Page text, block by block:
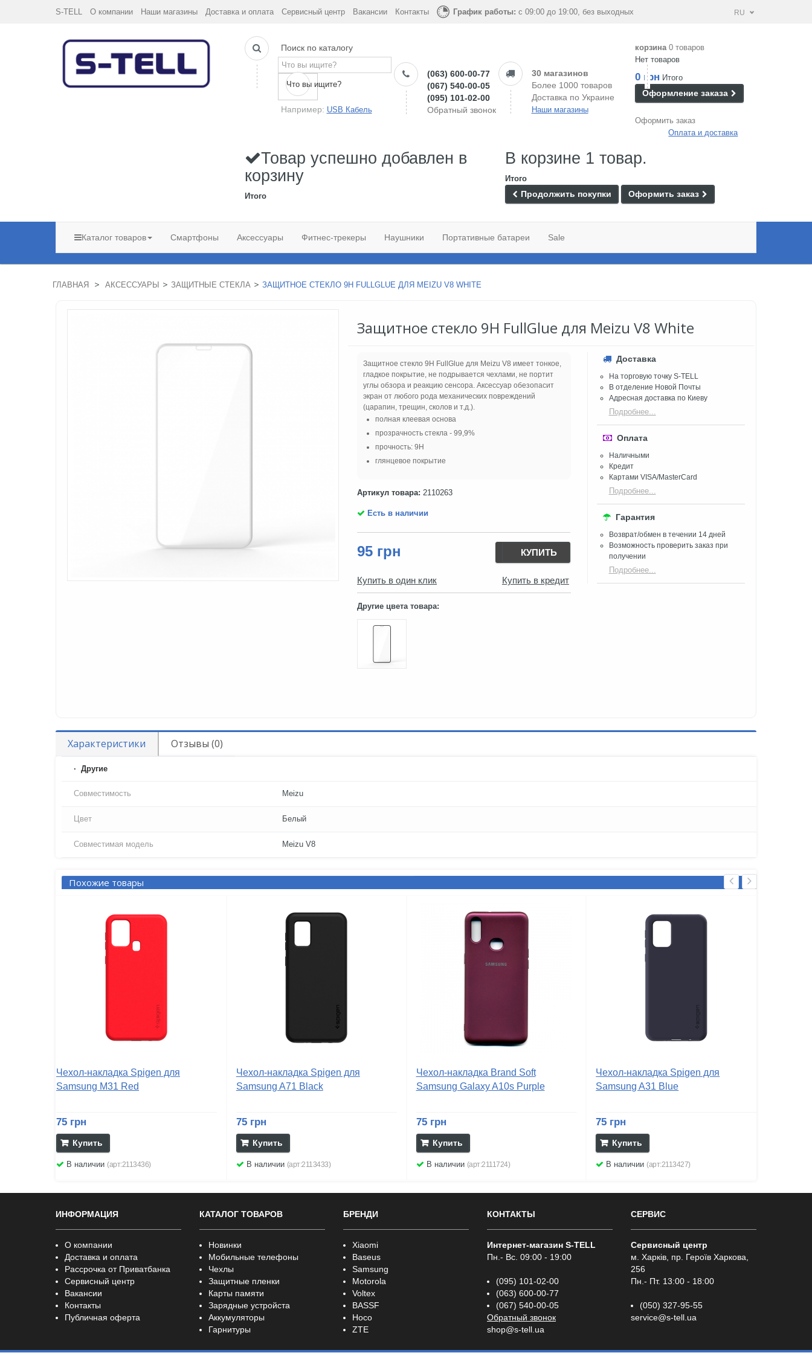
S-TELL О компании Наши магазины Доставка и оплата Сервисный центр Вакансии Контакты График работы: с 09:00 до 19:00, без выходных RU
Поиск по каталогу
Что вы ищите?
Например: USB Кабель
(063) 600-00-77
(067) 540-00-05
(095) 101-02-00
Обратный звонок
30 магазинов
Более 1000 товаров
Доставка по Украине
Наши магазины
корзина 0 товаров
Нет товаров
0 грн Итого
Оформление заказа
Оформить заказ
Оплата и доставка
Товар успешно добавлен в
корзину
Итого
В корзине 1 товар.
Итого
Продолжить покупки Оформить заказ
Каталог товаров Смартфоны Аксессуары Фитнес-трекеры Наушники Портативные батареи Sale
ГЛАВНАЯ > АКСЕССУАРЫ > ЗАЩИТНЫЕ СТЕКЛА > ЗАЩИТНОЕ СТЕКЛО 9H FULLGLUE ДЛЯ MEIZU V8 WHITE
Защитное стекло 9H FullGlue для Meizu V8 White
Защитное стекло 9H FullGlue для Meizu V8 имеет тонкое,
гладкое покрытие, не подрывается чехлами, не портит
углы обзора и реакцию сенсора. Аксессуар обезопасит
экран от любого рода механических повреждений
(царапин, трещин, сколов и т.д.).
полная клеевая основа
прозрачность стекла - 99,9%
прочность: 9H
глянцевое покрытие
Артикул товара: 2110263
Есть в наличии
95 грн КУПИТЬ
Купить в один клик Купить в кредит
Другие цвета товара:
Доставка
На торговую точку S-TELL
В отделение Новой Почты
Адресная доставка по Киеву
Подробнее...
Оплата
Наличными
Кредит
Картами VISA/MasterCard
Подробнее...
Гарантия
Возврат/обмен в течении 14 дней
Возможность проверить заказ при
получении​
Подробнее...
Характеристики Отзывы (0)
Другие
Совместимость Meizu
Цвет Белый
Совместимая модель Meizu V8
Похожие товары
Чехол-накладка Spigen для
Samsung M31 Red
75 грн
Купить
В наличии (арт:2113436)
Чехол-накладка Spigen для
Samsung A71 Black
75 грн
Купить
В наличии (арт:2113433)
Чехол-накладка Brand Soft
Samsung Galaxy A10s Purple
75 грн
Купить
В наличии (арт:2111724)
Чехол-накладка Spigen для
Samsung A31 Blue
75 грн
Купить
В наличии(арт:2113427)
ИНФОРМАЦИЯ
О компании
Доставка и оплата
Рассрочка от Приватбанка
Сервисный центр
Вакансии
Контакты
Публичная оферта
КАТАЛОГ ТОВАРОВ
Новинки
Мобильные телефоны
Чехлы
Защитные пленки
Карты памяти
Зарядные устройста
Аккумуляторы
Гарнитуры
БРЕНДИ
Xiaomi
Baseus
Samsung
Motorola
Voltex
BASSF
Hoco
ZTE
КОНТАКТЫ
Интернет-магазин S-TELL
Пн.- Вс. 09:00 - 19:00
(095) 101-02-00
(063) 600-00-77
(067) 540-00-05
Обратный звонок
shop@s-tell.ua
СЕРВИС
Сервисный центр
м. Харків, пр. Героїв Харкова,
256
Пн.- Пт. 13:00 - 18:00
(050) 327-95-55
service@s-tell.ua